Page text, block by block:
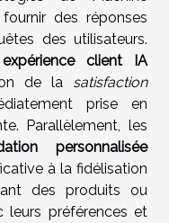
des réponses
des utilisateurs.
expérience client IA
de la satisfaction
prise en
Parallèlement, les
personnalisée
à la fidélisation
des produits ou
leurs préférences et